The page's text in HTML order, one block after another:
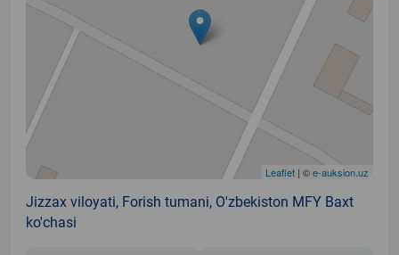
Leaflet | ©e-auksion.uz
Jizzax viloyati, Forish tumani, O'zbekiston MFY Baxt
ko'chasi